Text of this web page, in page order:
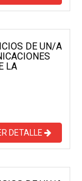
DE UN/A
LA
DETALLE